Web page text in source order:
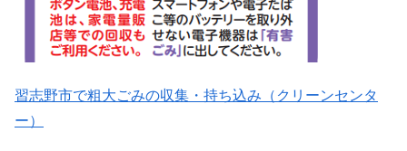
習志野市で粗大ごみの収集・持ち込み（クリーンセンタ
ー）